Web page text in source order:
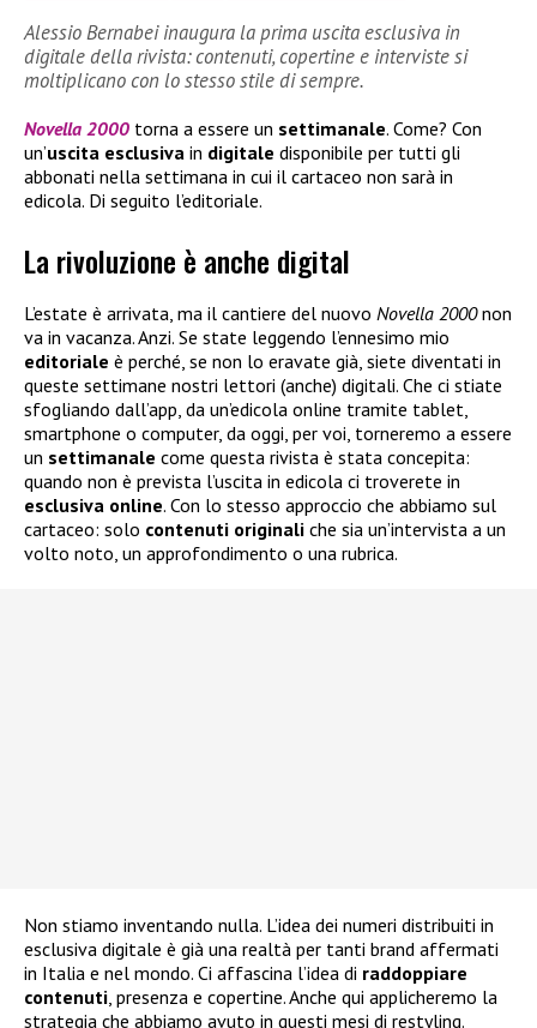
Alessio Bernabei inaugura la prima uscita esclusiva in
digitale della rivista: contenuti, copertine e interviste si
moltiplicano con lo stesso stile di sempre.
Novella 2000 torna a essere un settimanale. Come? Con
un’uscita esclusiva in digitale disponibile per tutti gli
abbonati nella settimana in cui il cartaceo non sarà in
edicola. Di seguito l’editoriale.
La rivoluzione è anche digital
L’estate è arrivata, ma il cantiere del nuovo Novella 2000non
va in vacanza. Anzi. Se state leggendo l’ennesimo mio
editoriale è perché, se non lo eravate già, siete diventati in
queste settimane nostri lettori (anche) digitali. Che ci stiate
sfogliando dall’app, da un’edicola online tramite tablet,
smartphone o computer, da oggi, per voi, torneremo a essere
un settimanale come questa rivista è stata concepita:
quando non è prevista l’uscita in edicola ci troverete in
esclusiva online. Con lo stesso approccio che abbiamo sul
cartaceo: solo contenuti originali che sia un’intervista a un
volto noto, un approfondimento o una rubrica.
Non stiamo inventando nulla. L’idea dei numeri distribuiti in
esclusiva digitale è già una realtà per tanti brand affermati
in Italia e nel mondo. Ci affascina l’idea di raddoppiare
contenuti, presenza e copertine. Anche qui applicheremo la
strategia che abbiamo avuto in questi mesi di restyling.